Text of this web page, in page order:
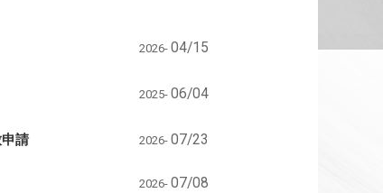
2026- 04/15
2025- 06/04
請 2026- 07/23
2026- 07/08